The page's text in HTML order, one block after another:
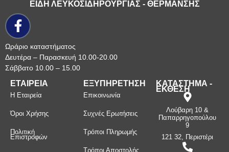
ΕΙΔΗ ΛΕΥΚΟΣΙΔΗΡΟΥΡΓΙΑΣ - ΘΕΡΜΑΝΣΗΣ
Ωράριο καταστήματος
Δευτέρα – Παρασκευή 10.00-20.00
Σάββατο 10.00 – 15.00
ΕΤΑΙΡΕΙΑ
Η Εταιρεία
Όροι Χρήσης
Πολιτική
Επιστροφών
ΕΞΥΠΗΡΕΤΗΣΗ
Επικοινωνία
Συχνές Ερωτήσεις
Τρόποι Πληρωμής
Τρόποι Αποστολής
ΚΑΤΑΣΤΗΜΑ -
ΕΚΘΕΣΗ
Λούβαρη 10 &
Παπαρρηγοπούλου
9
121 32, Περιστέρι